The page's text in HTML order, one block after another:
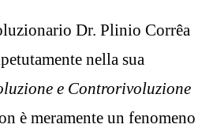
Dr. Plinio Corrêa
nella sua
e Controrivoluzione
è meramente un fenomeno